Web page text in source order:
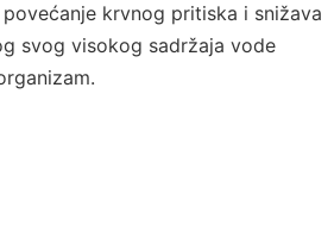
krvnog pritiska i snižava
svog visokog sadržaja vode